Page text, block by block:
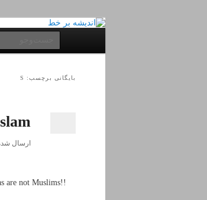
بایگانی برچسب: S
ارسال
are not Muslims!!